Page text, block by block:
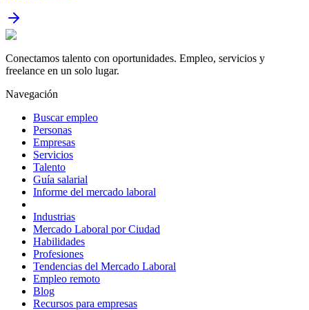
Conectamos talento con oportunidades. Empleo, servicios y
freelance en un solo lugar.
Navegación
Buscar empleo
Personas
Empresas
Servicios
Talento
Guía salarial
Informe del mercado laboral
Industrias
Mercado Laboral por Ciudad
Habilidades
Profesiones
Tendencias del Mercado Laboral
Empleo remoto
Blog
Recursos para empresas